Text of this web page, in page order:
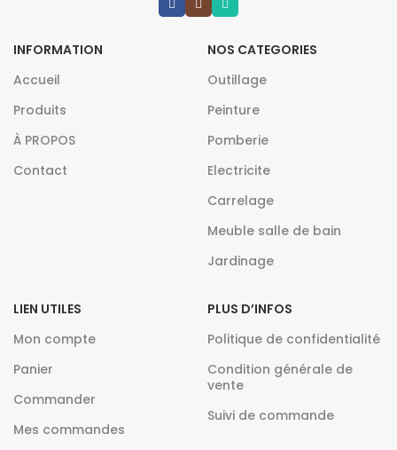
INFORMATION
Accueil
Produits
À PROPOS
Contact
NOS CATEGORIES
Outillage
Peinture
Pomberie
Electricite
Carrelage
Meuble salle de bain
Jardinage
LIEN UTILES
Mon compte
Panier
Commander
Mes commandes
PLUS D’INFOS
Politique de confidentialité
Condition générale de
vente
Suivi de commande